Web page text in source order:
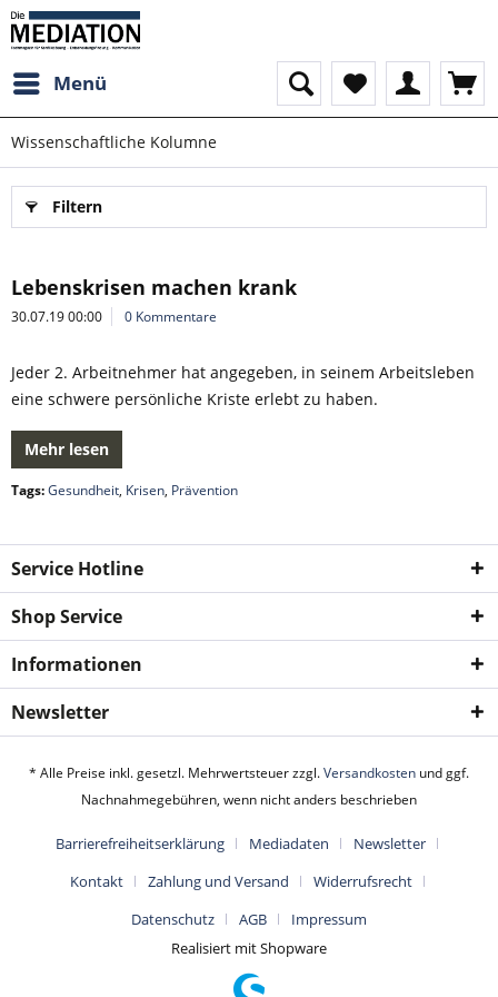
Menü
Wissenschaftliche Kolumne
Filtern
Lebenskrisen machen krank
30.07.19 00:00 0 Kommentare
Jeder 2. Arbeitnehmer hat angegeben, in seinem Arbeitsleben
eine schwere persönliche Kriste erlebt zu haben.
Mehr lesen
Tags:Gesundheit, Krisen, Prävention
Service Hotline
Shop Service
Informationen
Newsletter
* Alle Preise inkl. gesetzl. Mehrwertsteuer zzgl.Versandkosten und ggf.
Nachnahmegebühren, wenn nicht anders beschrieben
Barrierefreiheitserklärung Mediadaten
Newsletter
Kontakt
Zahlung und Versand
Widerrufsrecht
Datenschutz
AGB
Impressum
Realisiert mit Shopware